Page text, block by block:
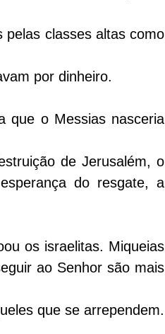
pelas classes altas como
por dinheiro.
que o Messias nasceria
de Jerusalém, o
do resgate, a
os israelitas. Miqueias
ao Senhor são mais
que se arrependem.